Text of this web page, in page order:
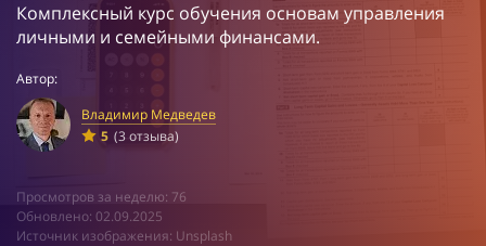
Комплексный курс обучения основам управления
личными и семейными финансами.
Автор:
Владимир Медведев
5 (3 отзыва)
Просмотров за неделю: 76
Обновлено: 02.09.2025
Источник изображения: Unsplash